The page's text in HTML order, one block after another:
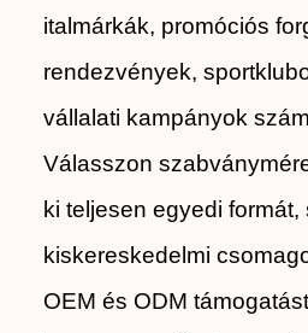
italmárkák, promóciós
rendezvények,
vállalati kampányok
Válasszon
ki teljesen egyedi
kiskereskedelmi
OEM és ODM